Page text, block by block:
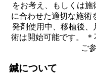
をお考え、もしくは
に合わせた適切な施術
発剤使用中、移植後
術は開始可能です。
ご
鍼について